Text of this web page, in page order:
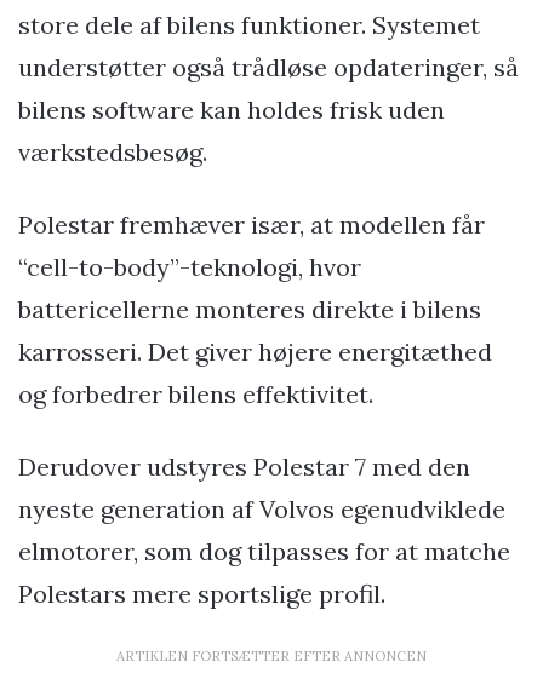
store dele af bilens funktioner. Systemet
understøtter også trådløse opdateringer, så
bilens software kan holdes frisk uden
værkstedsbesøg.
Polestar fremhæver især, at modellen får
“cell-to-body”-teknologi, hvor
battericellerne monteres direkte i bilens
karrosseri. Det giver højere energitæthed
og forbedrer bilens effektivitet.
Derudover udstyres Polestar 7 med den
nyeste generation af Volvos egenudviklede
elmotorer, som dog tilpasses for at matche
Polestars mere sportslige profil.
ARTIKLEN FORTSÆTTER EFTER ANNONCEN